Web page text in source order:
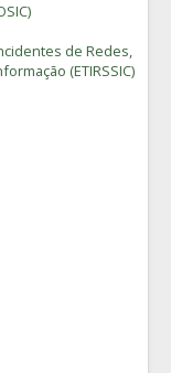
de Redes,
(ETIRSSIC)